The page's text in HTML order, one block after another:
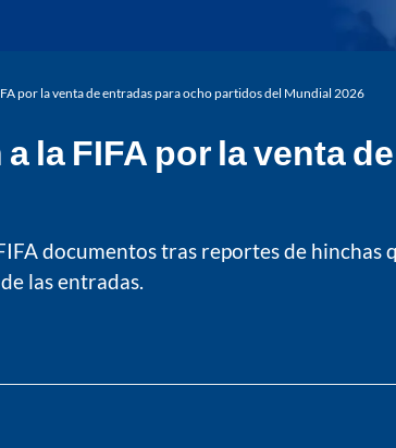
por la venta de entradas para ocho partidos del Mundial 2026
la FIFA por la venta
documentos tras reportes de hinchas
las entradas.